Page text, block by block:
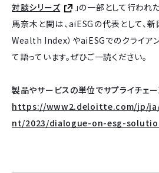
対談シリーズ
」の一部として行われ
馬奈木と関は、aiESGの代表として、
Wealth Index）やaiESGでのクライア
て語っています。ぜひご一読ください。
製品やサービスの単位でサプライチェ
https://www2.deloitte.com/jp/
nt/2023/dialogue-on-esg-